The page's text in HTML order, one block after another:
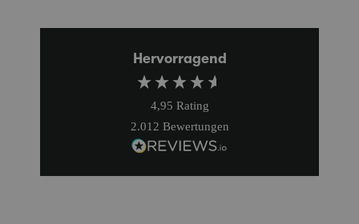
Hervorragend
4,95 Rating
2.012 Bewertungen